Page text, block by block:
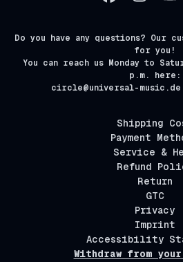
Do you have any questions? Our
for you!
You can reach us Monday to
p.m. here:
circle@universal-music.de |
Shipping
Payment
Service &
Refund
Return
GTC
Privacy
Imprint
Accessibility
Withdraw from